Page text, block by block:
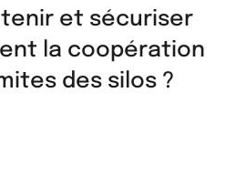
et sécuriser
la coopération
des silos ?